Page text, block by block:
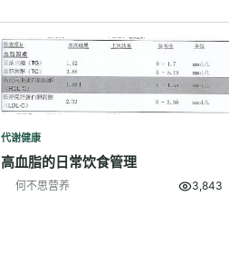
代谢健康
高血脂的日常饮食管理
何不思营养 3,843